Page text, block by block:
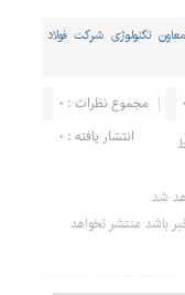
تکنولوژی شرکت فولاد
مجموع نظرات : 0
انتشار یافته : 0
شد.
باشد منتشر نخواهد